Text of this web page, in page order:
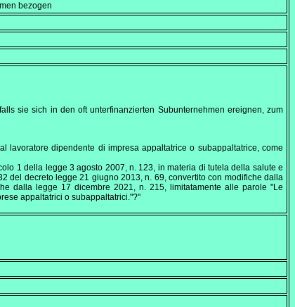
bezogen
sie sich in den oft unterfinanzierten Subunternehmen ereignen, zum
lavoratore dipendente di impresa appaltatrice o subappaltatrice, come
1 della legge 3 agosto 2007, n. 123, in materia di tutela della salute e
del decreto legge 21 giugno 2013, n. 69, convertito con modifiche dalla
dalla legge 17 dicembre 2021, n. 215, limitatamente alle parole "Le
appaltatrici o subappaltatrici."?"